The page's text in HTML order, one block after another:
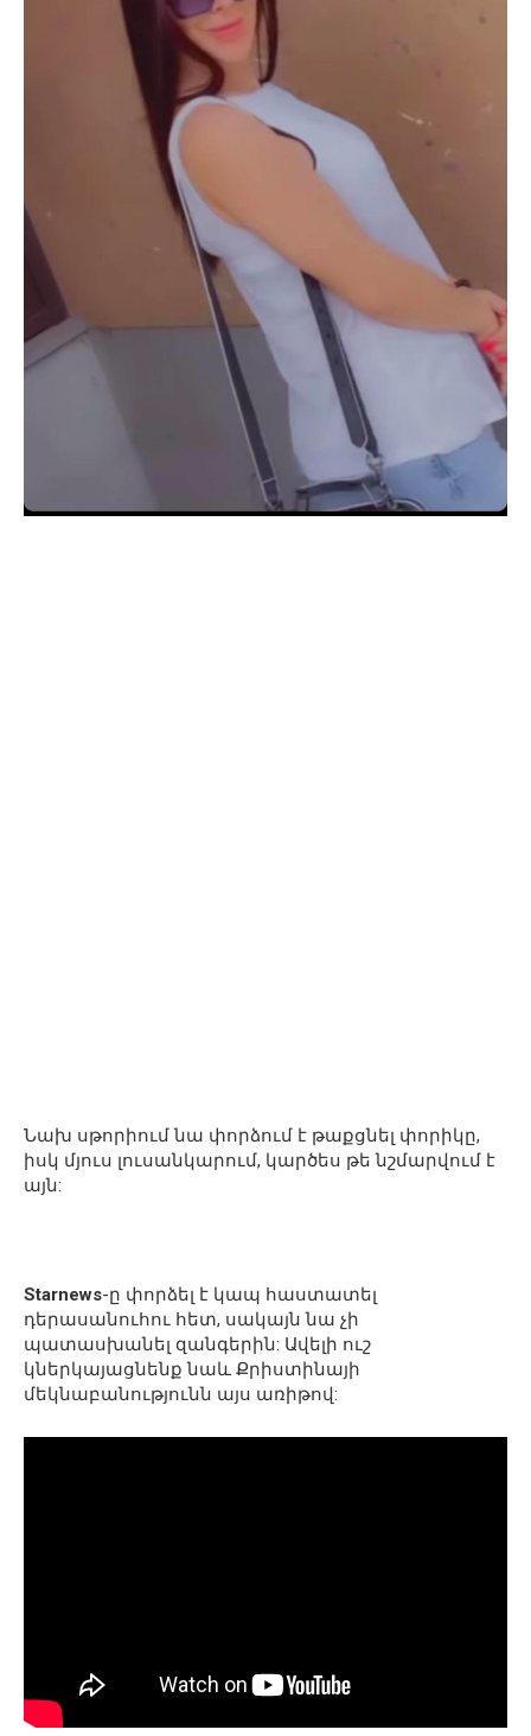
Նախ սթորիում նա փորձում է թաքցնել փորիկը,
իսկ մյուս լուսանկարում, կարծես թե նշմարվում է
այն:
Starnews-ը փորձել է կապ հաստատել
դերասանուհու հետ, սակայն նա չի
պատասխանել զանգերին: Ավելի ուշ
կներկայացնենք նաև Քրիստինայի
մեկնաբանությունն այս առիթով: